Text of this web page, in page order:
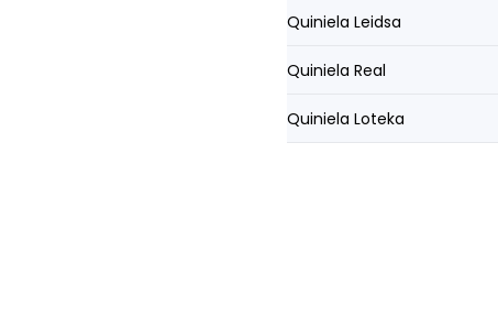
Quiniela Leidsa
Quiniela Real
Quiniela Loteka